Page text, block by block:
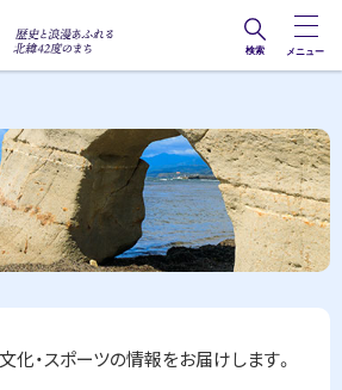
歴史と
ふれる
北緯42
度のま
ち
検索 メニュー
化・スポーツの情報をお届けします。